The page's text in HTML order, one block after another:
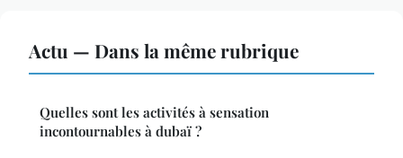
Actu — Dans la même rubrique
Quelles sont les activités à sensation
incontournables à dubaï ?